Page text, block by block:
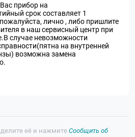
прибор на
срок составляет 1
лично , либо пришлите
в наш сервисный центр при
случае невозможности
на внутренней
возможна замена
её и нажмите Сообщить об